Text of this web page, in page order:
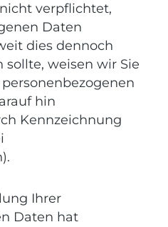
verpflichtet,
Daten
dies dennoch
sollte, weisen wir Sie
hin
Kennzeichnung
Ihrer
Daten hat